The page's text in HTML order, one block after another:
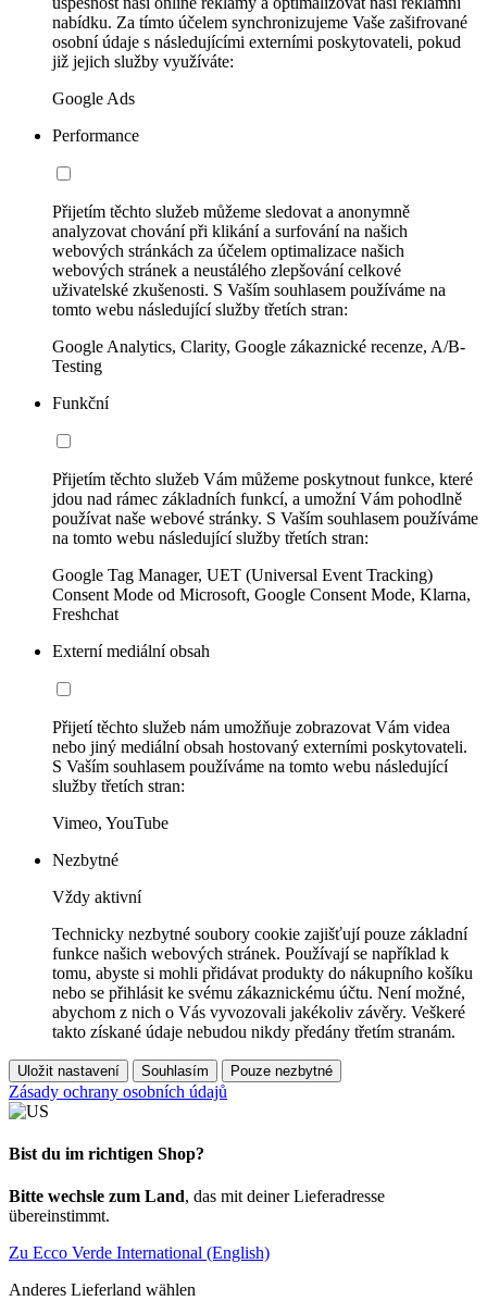
nabídku. Za tímto účelem synchronizujeme Vaše zašifrované
osobní údaje s následujícími externími poskytovateli, pokud
již jejich služby využíváte:
Google Ads
Performance
Přijetím těchto služeb můžeme sledovat a anonymně
analyzovat chování při klikání a surfování na našich
webových stránkách za účelem optimalizace našich
webových stránek a neustálého zlepšování celkové
uživatelské zkušenosti. S Vaším souhlasem používáme na
tomto webu následující služby třetích stran:
Google Analytics, Clarity, Google zákaznické recenze, A/B-
Testing
Funkční
Přijetím těchto služeb Vám můžeme poskytnout funkce, které
jdou nad rámec základních funkcí, a umožní Vám pohodlně
používat naše webové stránky. S Vaším souhlasem používáme
na tomto webu následující služby třetích stran:
Google Tag Manager, UET (Universal Event Tracking)
Consent Mode od Microsoft, Google Consent Mode, Klarna,
Freshchat
Externí mediální obsah
Přijetí těchto služeb nám umožňuje zobrazovat Vám videa
nebo jiný mediální obsah hostovaný externími poskytovateli.
S Vaším souhlasem používáme na tomto webu následující
služby třetích stran:
Vimeo, YouTube
Nezbytné
Vždy aktivní
Technicky nezbytné soubory cookie zajišťují pouze základní
funkce našich webových stránek. Používají se například k
tomu, abyste si mohli přidávat produkty do nákupního košíku
nebo se přihlásit ke svému zákaznickému účtu. Není možné,
abychom z nich o Vás vyvozovali jakékoliv závěry. Veškeré
takto získané údaje nebudou nikdy předány třetím stranám.
Uložit nastavení Souhlasím Pouze nezbytné
Zásady ochrany osobních údajů
Bist du im richtigen Shop?
Bitte wechsle zum Land, das mit deiner Lieferadresse
übereinstimmt.
Zu Ecco Verde International (English)
Anderes Lieferland wählen